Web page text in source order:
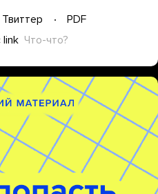
Твиттер
PDF
link Что-что?